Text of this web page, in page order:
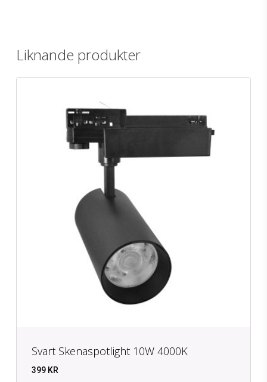
Liknande produkter
Svart Skenaspotlight 10W 4000K
399 KR